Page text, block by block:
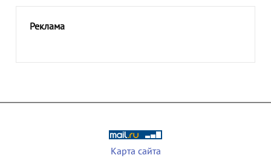
Реклама
Карта сайта